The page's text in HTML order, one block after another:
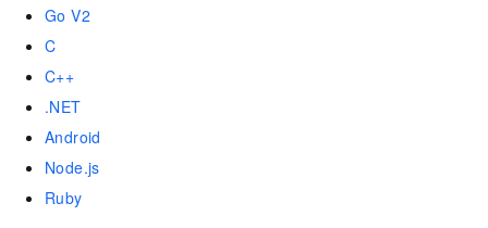
Go V2
C
C++
.NET
Android
Node.js
Ruby